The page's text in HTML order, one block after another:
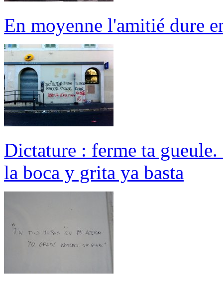
En moyenne l'amitié dure
Dictature : ferme ta
la boca y grita ya basta